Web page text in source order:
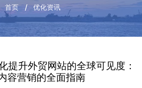
首页 优化资讯
提升外贸网站的全球可见度：
容营销的全面指南